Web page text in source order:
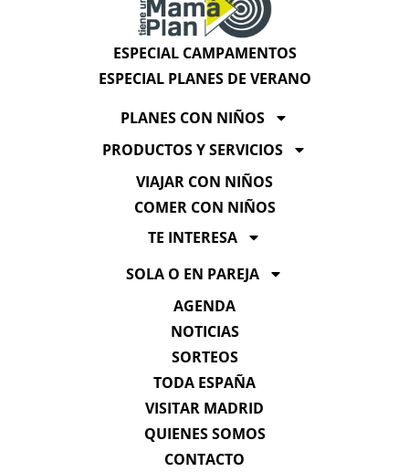
ESPECIAL CAMPAMENTOS
ESPECIAL PLANES DE VERANO
PLANES CON NIÑOS
PRODUCTOS Y SERVICIOS
VIAJAR CON NIÑOS
COMER CON NIÑOS
TE INTERESA
SOLA O EN PAREJA
AGENDA
NOTICIAS
SORTEOS
TODA ESPAÑA
VISITAR MADRID
QUIENES SOMOS
CONTACTO